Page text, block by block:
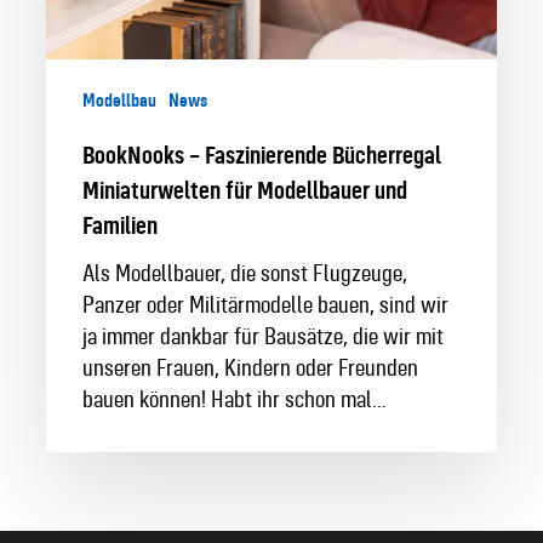
Modellbau News
BookNooks – Faszinierende Bücherregal
Miniaturwelten für Modellbauer und
Familien
Als Modellbauer, die sonst Flugzeuge,
Panzer oder Militärmodelle bauen, sind wir
ja immer dankbar für Bausätze, die wir mit
unseren Frauen, Kindern oder Freunden
bauen können! Habt ihr schon mal…